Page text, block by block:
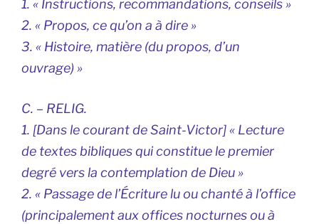
1. « Instructions, recommandations, conseils »
2. « Propos, ce qu’on a à dire »
3. « Histoire, matière (du propos, d’un
ouvrage) »
C. – RELIG.
1. [Dans le courant de Saint-Victor] « Lecture
de textes bibliques qui constitue le premier
degré vers la contemplation de Dieu »
2. « Passage de l’Écriture lu ou chanté à l’office
(principalement aux offices nocturnes ou à